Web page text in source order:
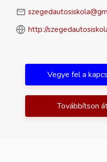
http://
Vegye fel a
Továbbítson